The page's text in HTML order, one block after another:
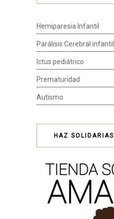
Hemiparesia Infantil
Parálisis Cerebral infantil
Ictus pediátrico
Prematuridad
Autismo
HAZ